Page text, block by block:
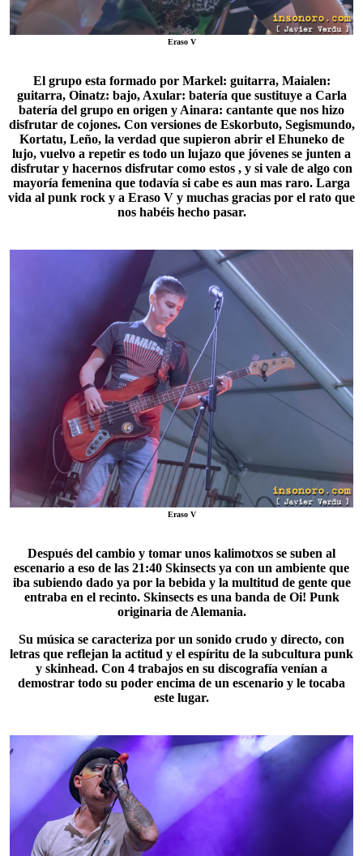
Eraso V
El grupo esta formado por Markel: guitarra, Maialen:
guitarra, Oinatz: bajo, Axular: batería que sustituye a Carla
batería del grupo en origen y Ainara: cantante que nos hizo
disfrutar de cojones. Con versiones de Eskorbuto, Segismundo,
Kortatu, Leño, la verdad que supieron abrir el Ehuneko de
lujo, vuelvo a repetir es todo un lujazo que jóvenes se junten a
disfrutar y hacernos disfrutar como estos , y si vale de algo con
mayoría femenina que todavía si cabe es aun mas raro. Larga
vida al punk rock y a Eraso V y muchas gracias por el rato que
nos habéis hecho pasar.
Eraso V
Después del cambio y tomar unos kalimotxos se suben al
escenario a eso de las 21:40 Skinsects ya con un ambiente que
iba subiendo dado ya por la bebida y la multitud de gente que
entraba en el recinto. Skinsects es una banda de Oi! Punk
originaria de Alemania.
Su música se caracteriza por un sonido crudo y directo, con
letras que reflejan la actitud y el espíritu de la subcultura punk
y skinhead. Con 4 trabajos en su discografía venían a
demostrar todo su poder encima de un escenario y le tocaba
este lugar.